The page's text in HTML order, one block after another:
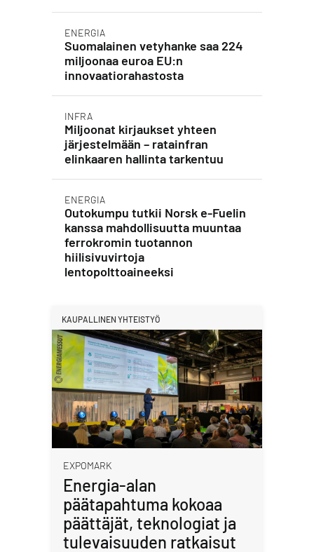
ENERGIA
Suomalainen vetyhanke saa 224
miljoonaa euroa EU:n
innovaatiorahastosta
INFRA
Miljoonat kirjaukset yhteen
järjestelmään – ratainfran
elinkaaren hallinta tarkentuu
ENERGIA
Outokumpu tutkii Norsk e-Fuelin
kanssa mahdollisuutta muuntaa
ferrokromin tuotannon
hiilisivuvirtoja
lentopolttoaineeksi
KAUPALLINEN YHTEISTYÖ
EXPOMARK
Energia-alan
päätapahtuma kokoaa
päättäjät, teknologiat ja
tulevaisuuden ratkaisut